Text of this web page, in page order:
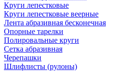
Круги лепестковые
Круги лепестковые веерные
Лента абразивная бесконечная
Опорные тарелки
Полировальные круги
Сетка абразивная
Черепашки
Шлифлисты (рулоны)